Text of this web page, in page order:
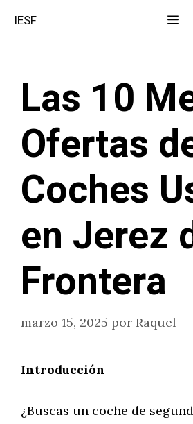
IESF
Las 10
Ofertas
Coches
en Jerez
Frontera
marzo 15, 2025 por Raquel
Introducción
¿Buscas un coche de